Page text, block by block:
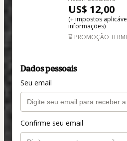
US$ 12,00
(+ impostos
informações)
⌛ PROMOÇÃO
Dados pessoais
Seu email
Confirme seu email